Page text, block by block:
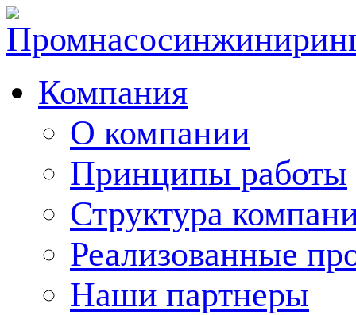
Компания
О компании
Принципы работы
Структура
Реализованные
Наши партнеры